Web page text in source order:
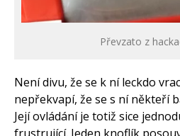
Převzato z
Není divu, že se k ní leckdo
nepřekvapí, že se s ní někteří
Její ovládání je totiž sice